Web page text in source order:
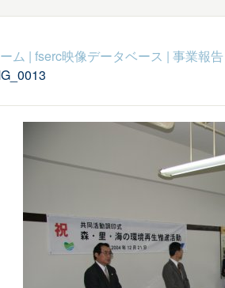
ム | fserc映像データベース | 事業報告